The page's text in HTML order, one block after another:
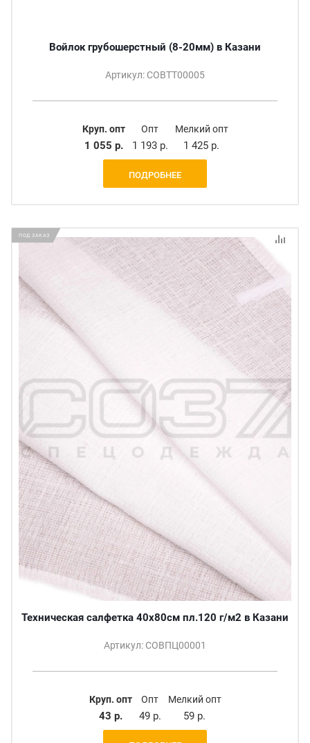
Войлок грубошерстный (8-20мм) в Казани
Артикул: СОВТТ00005
Круп. опт
1 055 р.
Опт
1 193 р.
Мелкий опт
1 425 р.
ПОДРОБНЕЕ
ПОД ЗАКАЗ
Техническая салфетка 40х80см пл.120 г/м2 в Казани
Артикул: СОВПЦ00001
Круп. опт
43 р.
Опт
49 р.
Мелкий опт
59 р.